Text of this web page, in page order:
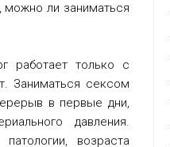
можно ли заниматься
работает только с
Заниматься сексом
в первые дни,
давления.
возраста